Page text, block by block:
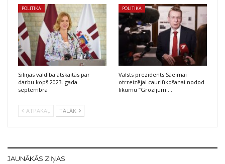
POLITIKA
Siliņas valdība atskaitās par
darbu kopš 2023. gada
septembra
POLITIKA
Valsts prezidents Saeimai
otrreizējai caurlūkošanai nodod
likumu “Grozījumi…
ATPAKAĻ TĀLĀK
JAUNĀKĀS ZIŅAS